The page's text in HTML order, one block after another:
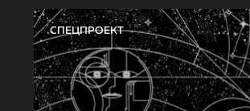
СПЕЦПРОЕКТ